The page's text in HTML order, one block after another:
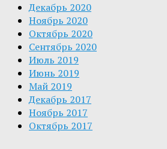
Декабрь 2020
Ноябрь 2020
Октябрь 2020
Сентябрь 2020
Июль 2019
Июнь 2019
Май 2019
Декабрь 2017
Ноябрь 2017
Октябрь 2017